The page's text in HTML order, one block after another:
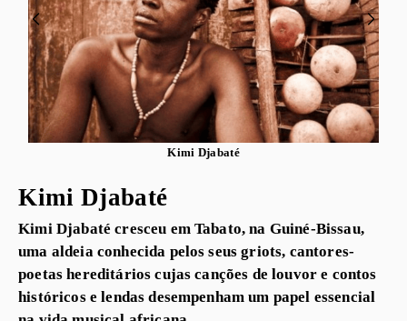
Kimi Djabaté
Kimi Djabaté
Kimi Djabaté cresceu em Tabato, na Guiné-Bissau,
uma aldeia conhecida pelos seus griots, cantores-
poetas hereditários cujas canções de louvor e contos
históricos e lendas desempenham um papel essencial